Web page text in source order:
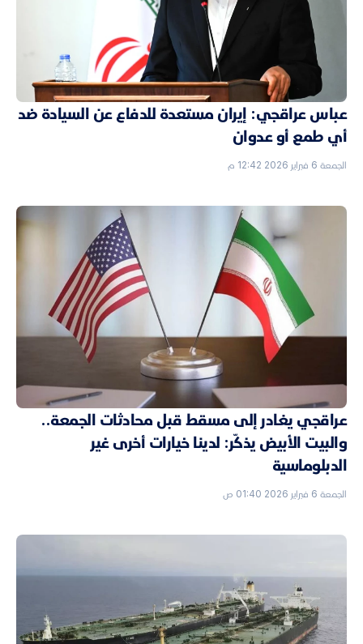
عباس عراقجي: إيران مستعدة للدفاع عن السيادة ضد
أي طمع أو عدوان
الجمعة 6 فبراير 2026 12:42 م
عراقجي يغادر إلى مسقط قبل محادثات الجمعة..
والبيت الأبيض يذكّر: لدينا خيارات أخرى غير
الدبلوماسية
الجمعة 6 فبراير 2026 01:40 ص